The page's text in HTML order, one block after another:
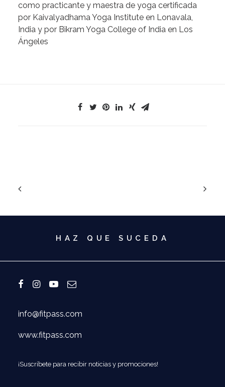
como practicante y maestra de yoga certificada
por Kaivalyadhama Yoga Institute en Lonavala,
India y por Bikram Yoga College of India en Los
Ángeles
HAZ QUE SUCEDA
info@fitpass.com
www.fitpass.com
¡Suscríbete para recibir noticias y promociones!